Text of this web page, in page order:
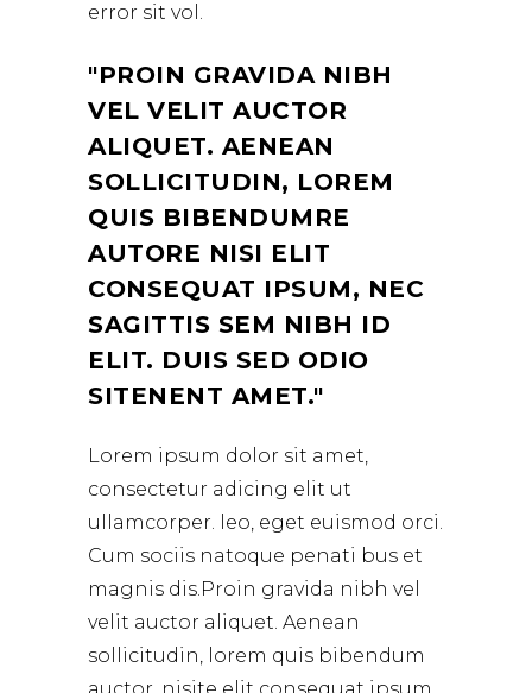
error sit vol.
PROIN GRAVIDA NIBH
VEL VELIT AUCTOR
ALIQUET. AENEAN
SOLLICITUDIN, LOREM
QUIS BIBENDUMRE
AUTORE NISI ELIT
CONSEQUAT IPSUM, NEC
SAGITTIS SEM NIBH ID
ELIT. DUIS SED ODIO
SITENENT AMET.
Lorem ipsum dolor sit amet,
consectetur adicing elit ut
ullamcorper. leo, eget euismod orci.
Cum sociis natoque penati bus et
magnis dis.Proin gravida nibh vel
velit auctor aliquet. Aenean
sollicitudin, lorem quis bibendum